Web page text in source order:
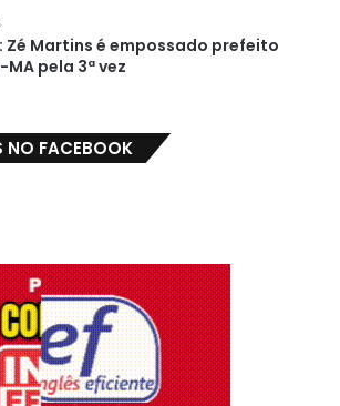
Zé Martins é empossado prefeito
pela 3ª vez
FACEBOOK